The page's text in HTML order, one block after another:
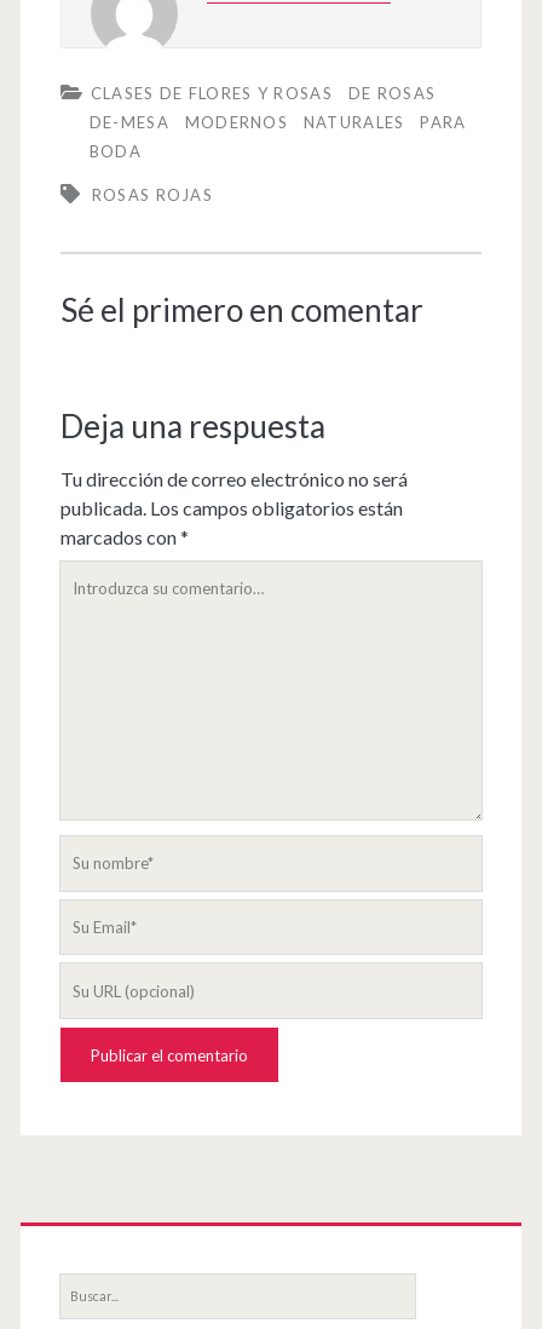
CLASES DE FLORES Y ROSAS
DE ROSAS
DE-MESA
MODERNOS NATURALES
PARA
BODA
ROSAS ROJAS
Sé el primero en comentar
Deja una respuesta
Tu dirección de correo electrónico no será
publicada. Los campos obligatorios están
marcados con*
de
Sidebar
Buscar
por: